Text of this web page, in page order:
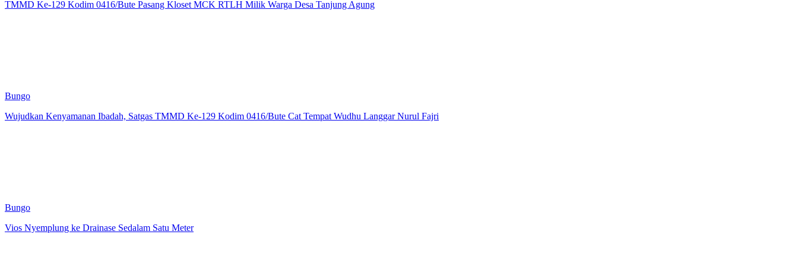
TMMD Ke-129 Kodim 0416/Bute Pasang Kloset MCK RTLH Milik Warga Desa Tanjung Agung
Bungo
Wujudkan Kenyamanan Ibadah, Satgas TMMD Ke-129 Kodim 0416/Bute Cat Tempat Wudhu Langgar Nurul Fajri
Bungo
Vios Nyemplung ke Drainase Sedalam Satu Meter